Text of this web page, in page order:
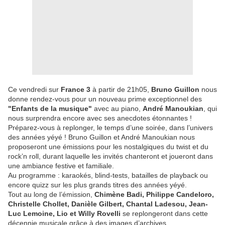
Ce vendredi sur France 3 à partir de 21h05, Bruno Guillon nous
donne rendez-vous pour un nouveau prime exceptionnel des
"Enfants de la musique" avec au piano, André Manoukian , qui
nous surprendra encore avec ses anecdotes étonnantes !
Préparez-vous à replonger, le temps d’une soirée, dans l’univers
des années yéyé ! Bruno Guillon et André Manoukian nous
proposeront une émissions pour les nostalgiques du twist et du
rock’n roll, durant laquelle les invités chanteront et joueront dans
une ambiance festive et familiale.
Au programme : karaokés, blind-tests, batailles de playback ou
encore quizz sur les plus grands titres des années yéyé.
Tout au long de l’émission, Chimène Badi, Philippe Candeloro,
Christelle Chollet, Danièle Gilbert, Chantal Ladesou, Jean-
Luc Lemoine, Lio et Willy Rovelli se replongeront dans cette
décennie musicale grâce à des images d’archives.